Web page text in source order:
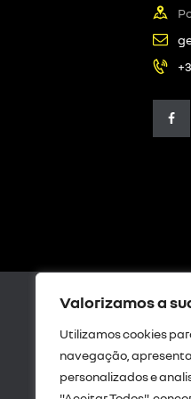
Valorizamos a
Utilizamos cookies
navegação,
personalizados e